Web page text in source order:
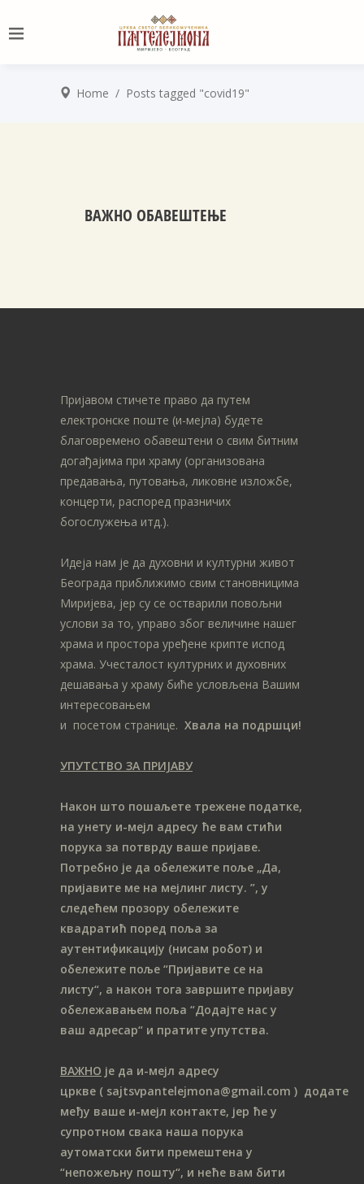
Home / Posts tagged "covid19"
ВАЖНО ОБАВЕШТЕЊЕ
Пријавом стичете право да путем
електронске поште (и-мејла) будете
благовремено обавештени о свим битним
догађајима при храму (организована
предавања, путовања, ликовне изложбе,
концерти, распоред празничих
богослужења итд.).
Идеја нам је да духовни и културни живот
Београда приближимо свим становницима
Миријева, јер су се остварили повољни
услови за то, управо због величине нашег
храма и простора уређене крипте испод
храма. Учесталост културних и духовних
дешавања у храму биће условљена Вашим
интересовањем
и посетом странице. Хвала на подршци!
УПУТСТВО ЗА ПРИЈАВУ
Након што пошаљете трежене податке,
на унету и-мејл адресу ће вам стићи
порука за потврду ваше пријаве.
Потребно је да обележите поље „Да,
пријавите ме на мeјлинг листу. ”, у
следећем прозору обележите
квадратић поред поља за
аутентификацију (нисам робот) и
обележите поље “Пријавите се на
листу“, а након тога завршите пријаву
обележавањем поља “Додајте нас у
ваш адресар“ и пратите упутства.
ВАЖНО је да и-мејл адресу
цркве ( sajtsvpantelejmona@gmail.com ) додате
међу ваше и-мејл контакте, јер ће у
супротном свака наша порука
аутоматски бити премештена у
“непожељну пошту“, и неће вам бити